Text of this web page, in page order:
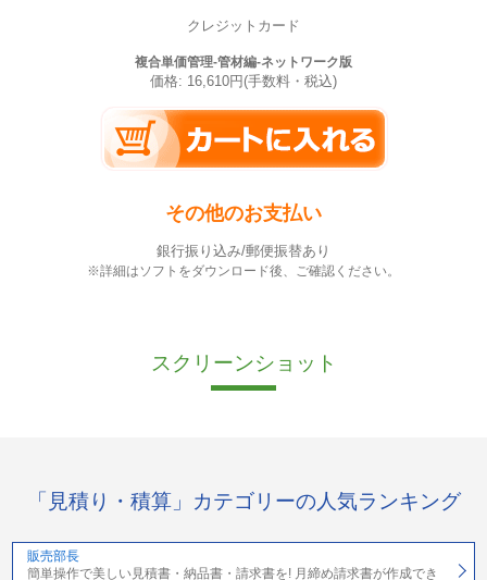
クレジットカード
複合単価管理-管材編-ネットワーク版
価格: 16,610円(手数料・税込)
その他のお支払い
銀行振り込み/郵便振替あり
※詳細はソフトをダウンロード後、ご確認ください。
スクリーンショット
「見積り・積算」カテゴリーの人気ランキング
販売部長
簡単操作で美しい見積書・納品書・請求書を! 月締め請求書が作成でき